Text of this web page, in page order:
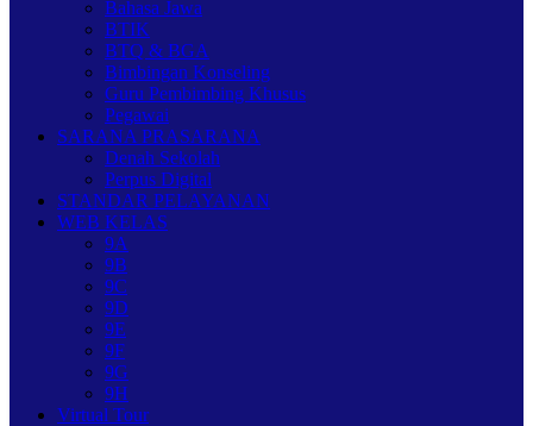
Bahasa Jawa
BTIK
BTQ & BGA
Bimbingan Konseling
Guru Pembimbing Khusus
Pegawai
SARANA PRASARANA
Denah Sekolah
Perpus Digital
STANDAR PELAYANAN
WEB KELAS
9A
9B
9C
9D
9E
9F
9G
9H
Virtual Tour